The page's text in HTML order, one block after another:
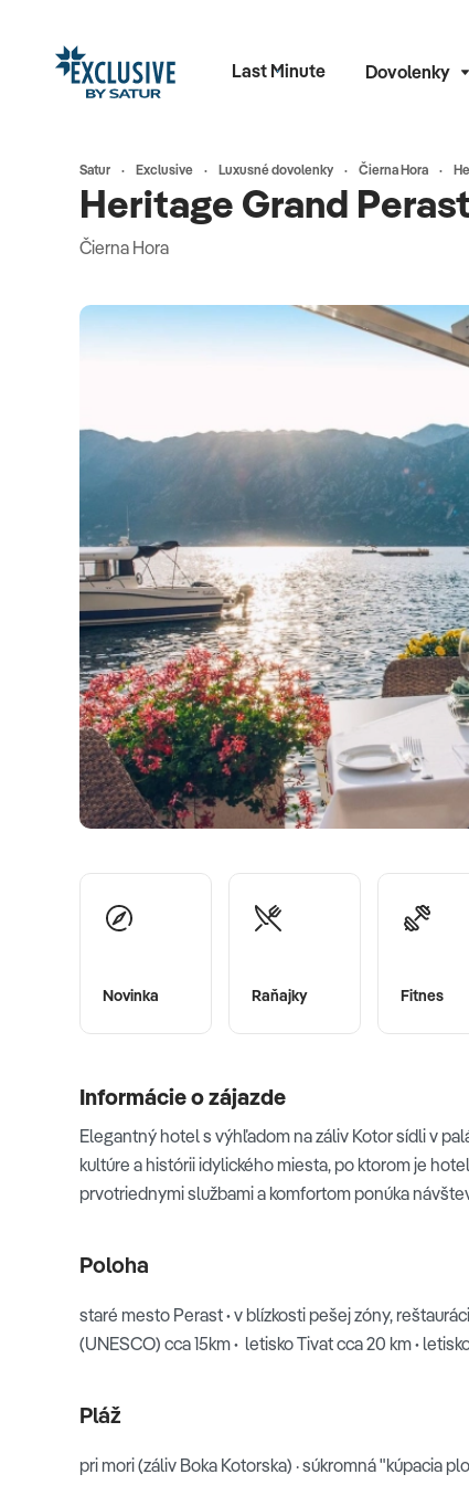
Last Minute Dovolenky
Satur Exclusive Luxusné dovolenky Čierna Hora
Heritage Grand
Čierna Hora
Novinka Raňajky Fitnes
Informácie o zájazde
Elegantný hotel s výhľadom na záliv Kotor sídli v
kultúre a histórii idylického miesta, po ktorom je
prvotriednymi službami a komfortom ponúka
Poloha
staré mesto Perast·v blízkosti pešej zóny,
(UNESCO) cca 15km· letisko Tivat cca 20 km·
Pláž
pri mori(záliv Boka Kotorska) ·súkromná "kúpacia